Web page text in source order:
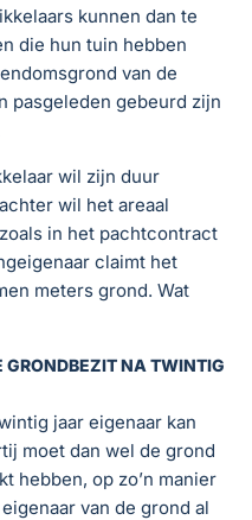
kunnen dan te
die hun tuin hebben
van de
pasgeleden gebeurd zijn
wil zijn duur
wil het areaal
in het pachtcontract
claimt het
meters grond. Wat
GRONDBEZIT NA TWINTIG
jaar eigenaar kan
moet dan wel de grond
hebben, op zo’n manier
van de grond al